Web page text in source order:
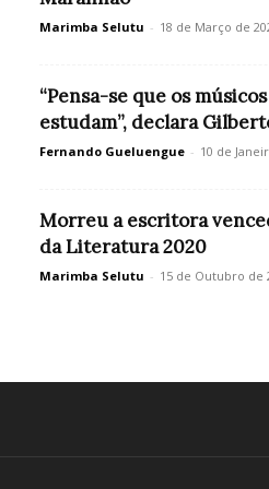
Marimba Selutu - 18 de Março de
“Pensa-se que os
estudam”, declara
Fernando Gueluengue - 10 de
Morreu a escritora
da Literatura 2020
Marimba Selutu - 15 de Outubro de